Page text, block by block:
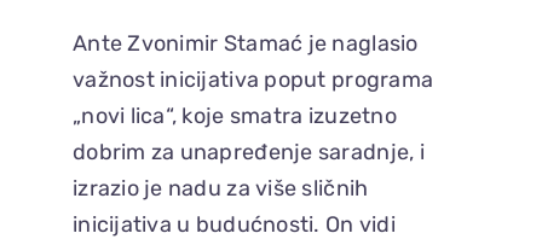
Ante Zvonimir Stamać je naglasio
važnost inicijativa poput programa
„novi lica“, koje smatra izuzetno
dobrim za unapređenje saradnje, i
izrazio je nadu za više sličnih
inicijativa u budućnosti. On vidi